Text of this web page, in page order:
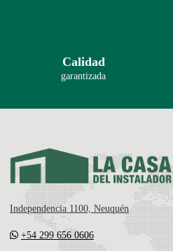
Calidad
garantizada
Independencia 1100, Neuquén
+54 299 656 0606